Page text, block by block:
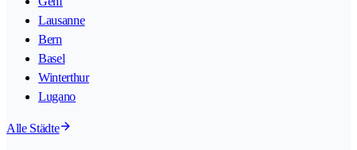
Lausanne
Bern
Basel
Winterthur
Lugano
Alle Städte